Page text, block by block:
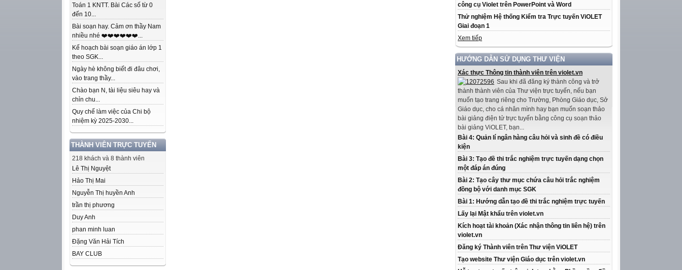
Toán 1 KNTT. Bài Các số từ 0
đến 10...
Bài soạn hay. Cảm ơn thầy Nam
nhiều nhé ❤️❤️❤️❤️❤️❤️...
Kế hoạch bài soạn giáo án lớp 1
theo SGK...
Ngày hè không biết đi đâu chơi,
vào trang thầy...
Chào bạn N, tài liệu siêu hay và
chỉn chu...
Quy chế làm việc của Chi bộ
nhiệm kỳ 2025-2030...
THÀNH VIÊN TRỰC TUYẾN
218 khách và 8 thành viên
Lê Thị Nguyệt
Hảo Thị Mai
Nguyễn Thị huyền Anh
trần thị phương
Duy Anh
phan minh luan
Đặng Văn Hải Tích
BAY CLUB
công cụ Violet trên PowerPoint và Word
Thử nghiệm Hệ thống Kiểm tra Trực tuyến ViOLET
Giai đoạn 1
Xem tiếp
HƯỚNG DẪN SỬ DỤNG THƯ VIỆN
Xác thực Thông tin thành viên trên violet.vn
Sau khi đã đăng ký thành công và trở
thành thành viên của Thư viện trực tuyến, nếu bạn
muốn tạo trang riêng cho Trường, Phòng Giáo dục, Sở
Giáo dục, cho cá nhân mình hay bạn muốn soạn thảo
bài giảng điện tử trực tuyến bằng công cụ soạn thảo
bài giảng ViOLET, bạn...
Bài 4: Quản lí ngân hàng câu hỏi và sinh đề có điều
kiện
Bài 3: Tạo đề thi trắc nghiệm trực tuyến dạng chọn
một đáp án đúng
Bài 2: Tạo cây thư mục chứa câu hỏi trắc nghiệm
đồng bộ với danh mục SGK
Bài 1: Hướng dẫn tạo đề thi trắc nghiệm trực tuyến
Lấy lại Mật khẩu trên violet.vn
Kích hoạt tài khoản (Xác nhận thông tin liên hệ) trên
violet.vn
Đăng ký Thành viên trên Thư viện ViOLET
Tạo website Thư viện Giáo dục trên violet.vn